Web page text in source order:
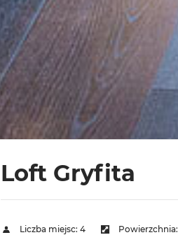
Loft Gryfita
Liczba miejsc: 4 Powierzchnia: